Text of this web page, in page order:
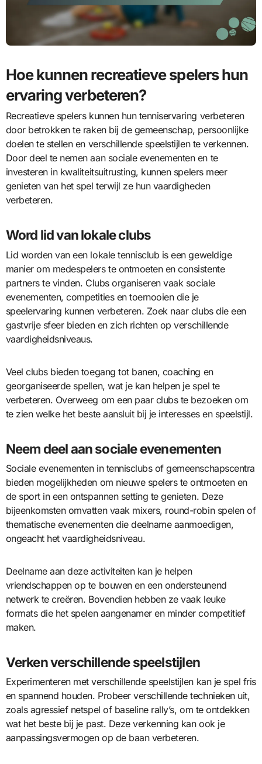
Hoe kunnen recreatieve spelers hun
ervaring verbeteren?
Recreatieve spelers kunnen hun tenniservaring verbeteren
door betrokken te raken bij de gemeenschap, persoonlijke
doelen te stellen en verschillende speelstijlen te verkennen.
Door deel te nemen aan sociale evenementen en te
investeren in kwaliteitsuitrusting, kunnen spelers meer
genieten van het spel terwijl ze hun vaardigheden
verbeteren.
Word lid van lokale clubs
Lid worden van een lokale tennisclub is een geweldige
manier om medespelers te ontmoeten en consistente
partners te vinden. Clubs organiseren vaak sociale
evenementen, competities en toernooien die je
speelervaring kunnen verbeteren. Zoek naar clubs die een
gastvrije sfeer bieden en zich richten op verschillende
vaardigheidsniveaus.
Veel clubs bieden toegang tot banen, coaching en
georganiseerde spellen, wat je kan helpen je spel te
verbeteren. Overweeg om een paar clubs te bezoeken om
te zien welke het beste aansluit bij je interesses en speelstijl.
Neem deel aan sociale evenementen
Sociale evenementen in tennisclubs of gemeenschapscentra
bieden mogelijkheden om nieuwe spelers te ontmoeten en
de sport in een ontspannen setting te genieten. Deze
bijeenkomsten omvatten vaak mixers, round-robin spelen of
thematische evenementen die deelname aanmoedigen,
ongeacht het vaardigheidsniveau.
Deelname aan deze activiteiten kan je helpen
vriendschappen op te bouwen en een ondersteunend
netwerk te creëren. Bovendien hebben ze vaak leuke
formats die het spelen aangenamer en minder competitief
maken.
Verken verschillende speelstijlen
Experimenteren met verschillende speelstijlen kan je spel fris
en spannend houden. Probeer verschillende technieken uit,
zoals agressief netspel of baseline rally’s, om te ontdekken
wat het beste bij je past. Deze verkenning kan ook je
aanpassingsvermogen op de baan verbeteren.